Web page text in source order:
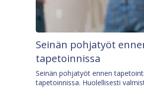
Seinän pohjatyöt
tapetoinnissa
Seinän pohjatyöt ennen
tapetoinnissa. Huolellisesti